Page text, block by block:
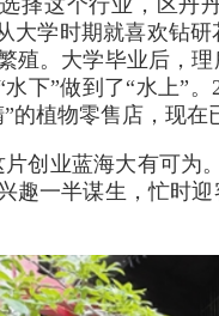
择这个行业，区丹
大学时期就喜欢钻
殖。大学毕业后，
下”做到了“水上”
的植物零售店，现在
片创业蓝海大有可为
趣一半谋生，忙时